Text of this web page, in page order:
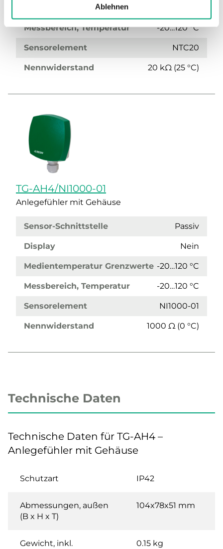
Ablehnen
Medientemperatur Grenzwerte
Messbereich, Temperatur -20…120 °C
Sensorelement NTC20
Nennwiderstand 20 kΩ (25 °C)
TG-AH4/NI1000-01
Anlegefühler mit Gehäuse
Sensor-Schnittstelle Passiv
Display Nein
Medientemperatur Grenzwerte -20…120 °C
Messbereich, Temperatur -20…120 °C
Sensorelement NI1000-01
Nennwiderstand 1000 Ω (0 °C)
Technische Daten
Technische Daten für TG-AH4 –
Anlegefühler mit Gehäuse
Schutzart IP42
Abmessungen, außen
(B x H x T)
104x78x51 mm
Gewicht, inkl.
0.15 kg